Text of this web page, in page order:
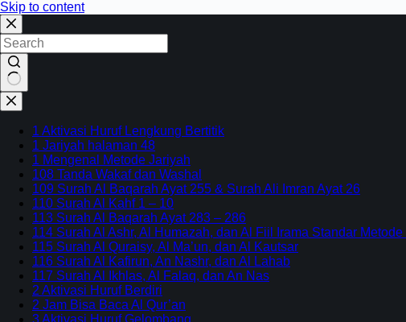
Skip to content
No
results
1 Aktivasi Huruf Lengkung Bertitik
1 Jariyah halaman 48
1 Mengenal Metode Jariyah
108 Tanda Wakaf dan Washal
109 Surah Al Baqarah Ayat 255 & Surah Ali Imran Ayat 26
110 Surah Al Kahf 1 – 10
113 Surah Al Baqarah Ayat 283 – 286
114 Surah Al Ashr, Al Humazah, dan Al Fiil Irama Standar Metode
115 Surah Al Quraisy, Al Ma’un, dan Al Kautsar
116 Surah Al Kafirun, An Nashr, dan Al Lahab
117 Surah Al Ikhlas, Al Falaq, dan An Nas
2 Aktivasi Huruf Berdiri
2 Jam Bisa Baca Al Qur’an
3 Aktivasi Huruf Gelombang